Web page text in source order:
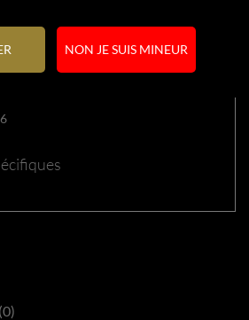
NON JE SUIS MINEUR
DU PRODUIT